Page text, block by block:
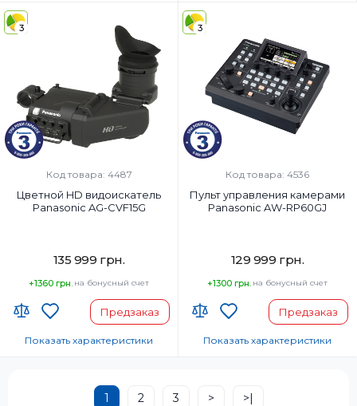
Страна-производитель товара:
Страна регистрации бренда:
Страна-производитель товара:
Страна регистрации бренда:
3
Код товара: 4487
Цветной HD видоискатель
Panasonic AG-CVF15G
135 999 грн.
+1360 грн. на бонусный счет
Предзаказ
Страна регистрации бренда:
Показать характеристики
3
Код товара: 4536
Пульт управления камерами
Panasonic AW-RP60GJ
129 999 грн.
+1300 грн. на бонусный счет
Предзаказ
Показать характеристики
1 2 3 > >|